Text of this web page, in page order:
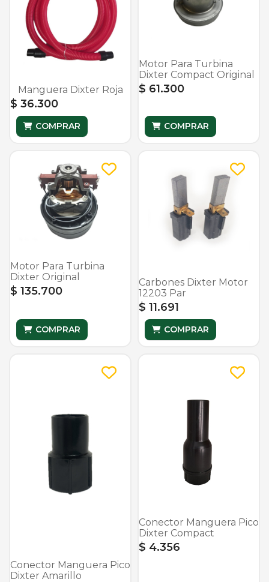
Manguera Dixter Roja
$ 36.300
COMPRAR
Motor Para Turbina
Dixter Compact Original
$ 61.300
COMPRAR
Motor Para Turbina
Dixter Original
$ 135.700
COMPRAR
Carbones Dixter Motor
12203 Par
$ 11.691
COMPRAR
Conector Manguera Pico
Dixter Amarillo
Conector Manguera Pico
Dixter Compact
$ 4.356